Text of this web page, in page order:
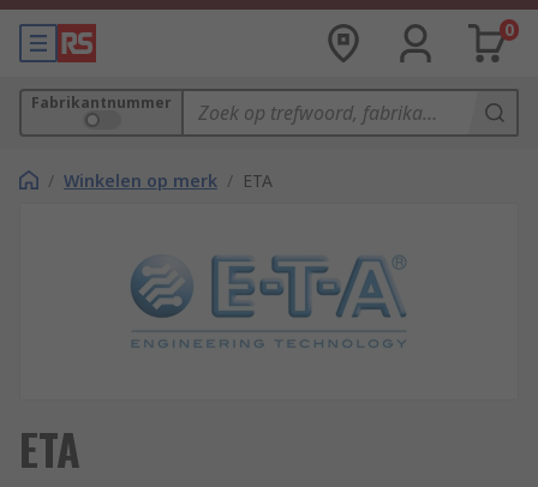
0
Fabrikantnummer
/ Winkelen op merk / ETA
ETA